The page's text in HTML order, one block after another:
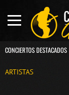
CONCIERTOS DESTACADOS
ARTISTAS